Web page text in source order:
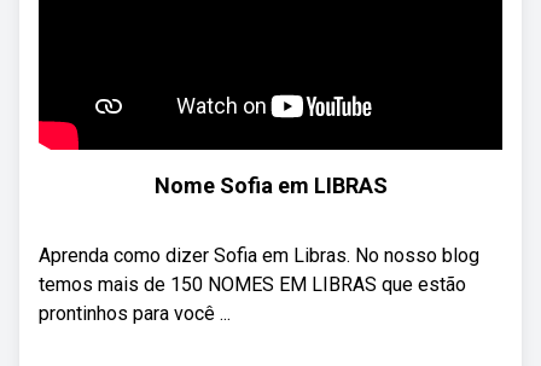
Nome Sofia em LIBRAS
Aprenda como dizer Sofia em Libras. No nosso blog
temos mais de 150 NOMES EM LIBRAS que estão
prontinhos para você ...